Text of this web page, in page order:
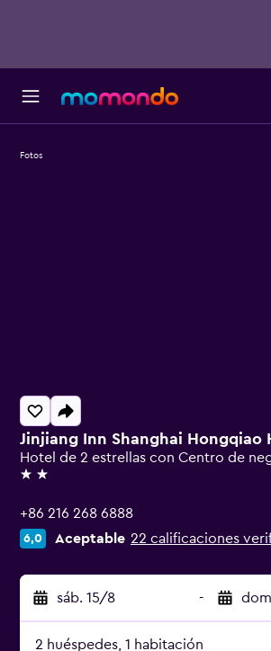
Jinjiang Inn Shanghai Hongqiao
Hotel de 2 estrellas con Centro de
2 estrellas
+86 216 268 6888
6,0 Aceptable 22 calificaciones
sáb. 15/8 -
2 huéspedes, 1 habitación
Fotos